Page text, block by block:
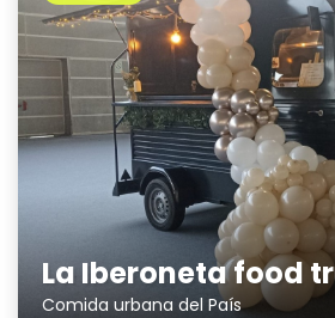
La Iberoneta food
Comida urbana del País